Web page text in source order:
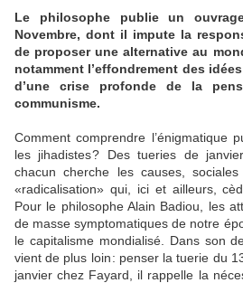
Le philosophe publie un
Novembre, dont il impute la
de proposer une alternative au
notamment l’effondrement des
d’une crise profonde de la
communisme.
Comment comprendre l’énigmatique
les jihadistes ? Des tueries de
chacun cherche les causes,
«radicalisation» qui, ici et ailleurs,
Pour le philosophe Alain Badiou, les
de masse symptomatiques de notre
le capitalisme mondialisé. Dans son
vient de plus loin : penser la tuerie du
janvier chez Fayard, il rappelle la